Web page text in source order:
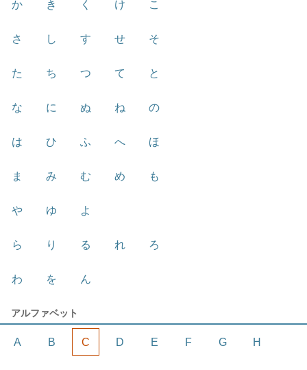
か き く け こ
さ し す せ そ
た ち つ て と
な に ぬ ね の
は ひ ふ へ ほ
ま み む め も
や ゆ よ
ら り る れ ろ
わ を ん
アルファベット
A B C D E F G H